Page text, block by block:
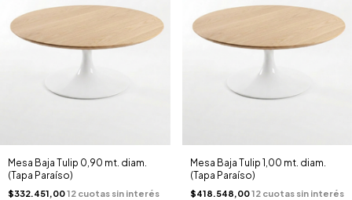
Mesa Baja Tulip 0,90 mt. diam.
(Tapa Paraíso)
$332.451,00
Mesa Baja Tulip 1,00 mt. diam.
(Tapa Paraíso)
$418.548,00